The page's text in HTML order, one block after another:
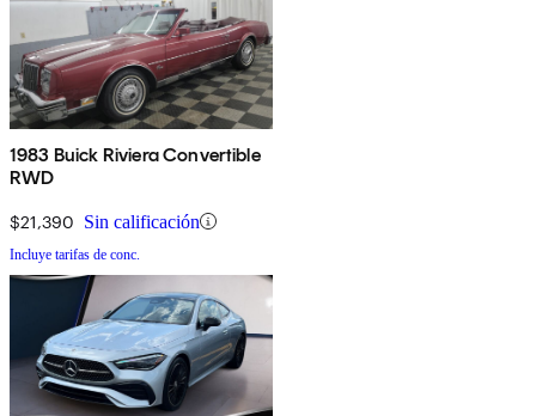
1983 Buick Riviera Convertible
RWD
$21,390 Sin calificación
Incluye tarifas de conc.